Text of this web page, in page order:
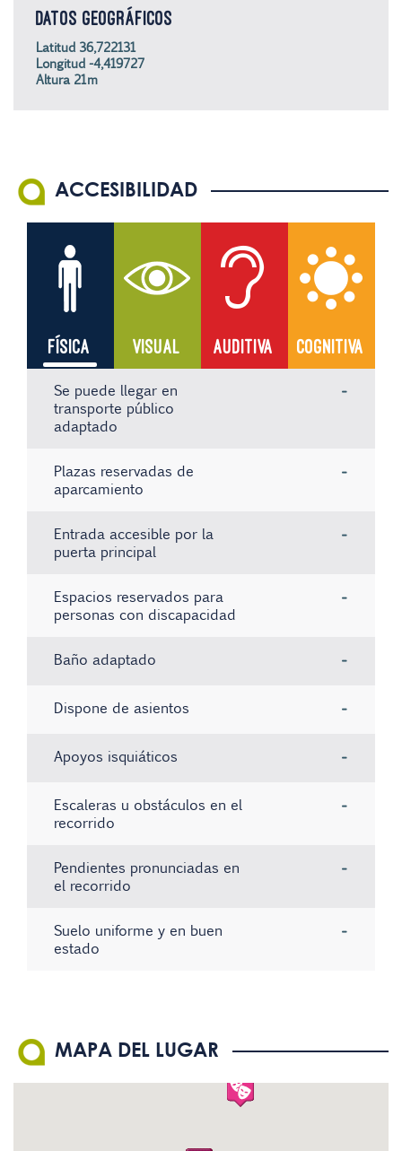
DATOS GEOGRÁFICOS
Latitud 36,722131
Longitud -4,419727
Altura 21m
ACCESIBILIDAD
FÍSICA VISUAL AUDITIVA COGNITIVA
Se puede llegar en
transporte público
adaptado
-
Plazas reservadas de
aparcamiento
-
Entrada accesible por la
puerta principal
-
Espacios reservados para
personas con discapacidad
-
Baño adaptado -
Dispone de asientos -
Apoyos isquiáticos -
Escaleras u obstáculos en el
recorrido
-
Pendientes pronunciadas en
el recorrido
-
Suelo uniforme y en buen
estado
-
MAPA DEL LUGAR